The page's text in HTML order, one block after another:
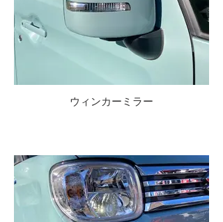
ウィンカーミラー